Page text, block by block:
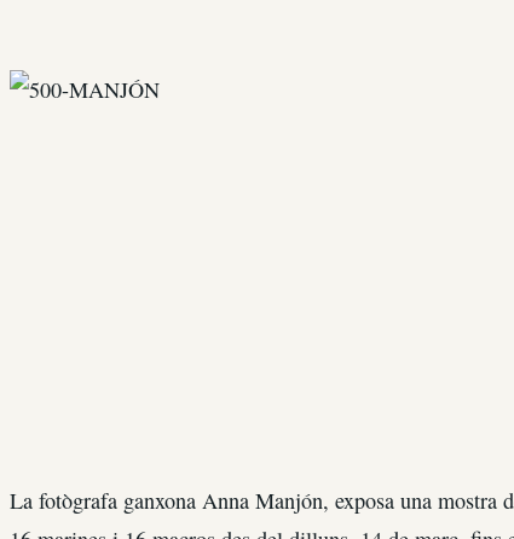
La fotògrafa ganxona Anna Manjón, exposa una mostra